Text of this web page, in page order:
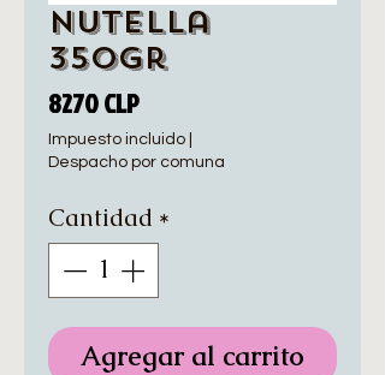
Nutella
350gr
8270 CLPPrecio
Impuesto incluido
Despacho por comuna
Cantidad *
Agregar al carrito